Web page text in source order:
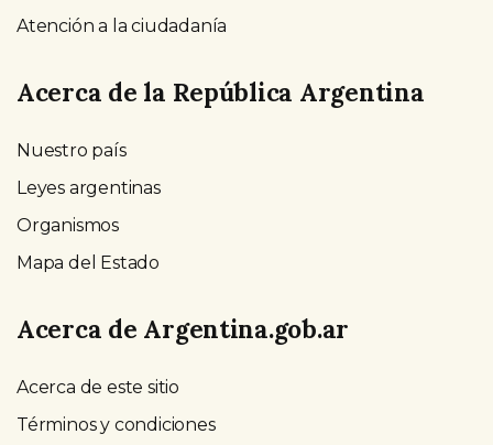
Atención a la ciudadanía
Acerca de la República Argentina
Nuestro país
Leyes argentinas
Organismos
Mapa del Estado
Acerca de Argentina.gob.ar
Acerca de este sitio
Términos y condiciones